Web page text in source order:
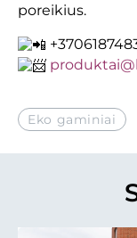
poreikius.
Eko gaminiai